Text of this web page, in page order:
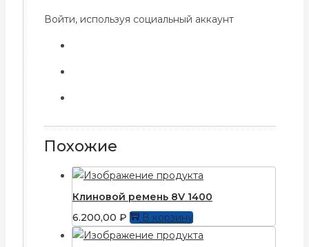
Войти, используя социальный аккаунт
Похожие
Клиновой ремень 8V 1400
6.200,00 ₽ В корзину